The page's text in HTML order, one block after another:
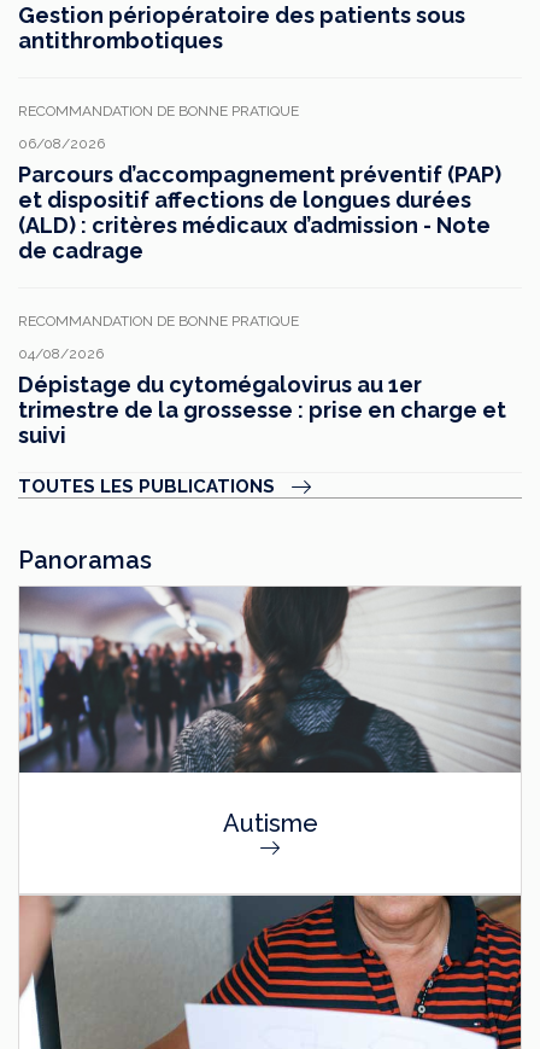
Gestion périopératoire des patients sous
antithrombotiques
RECOMMANDATION DE BONNE PRATIQUE
06/08/2026
Parcours d’accompagnement préventif (PAP)
et dispositif affections de longues durées
(ALD) : critères médicaux d’admission - Note
de cadrage
RECOMMANDATION DE BONNE PRATIQUE
04/08/2026
Dépistage du cytomégalovirus au 1er
trimestre de la grossesse : prise en charge et
suivi
TOUTES LES PUBLICATIONS
Panoramas
Autisme